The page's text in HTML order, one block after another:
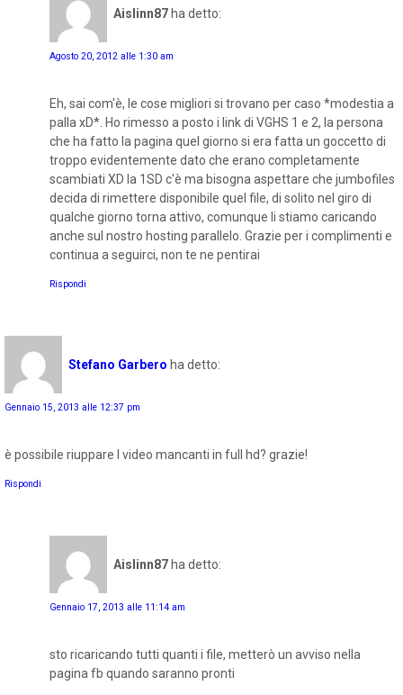
Aislinn87 ha detto:
Agosto 20, 2012 alle 1:30 am
Eh, sai com'è, le cose migliori si trovano per caso *modestia a
palla xD*. Ho rimesso a posto i link di VGHS 1 e 2, la persona
che ha fatto la pagina quel giorno si era fatta un goccetto di
troppo evidentemente dato che erano completamente
scambiati XD la 1SD c'è ma bisogna aspettare che jumbofiles
decida di rimettere disponibile quel file, di solito nel giro di
qualche giorno torna attivo, comunque li stiamo caricando
anche sul nostro hosting parallelo. Grazie per i complimenti e
continua a seguirci, non te ne pentirai
Rispondi
Stefano Garbero ha detto:
Gennaio 15, 2013 alle 12:37 pm
è possibile riuppare I video mancanti in full hd? grazie!
Rispondi
Aislinn87ha detto:
Gennaio 17, 2013 alle 11:14 am
sto ricaricando tutti quanti i file, metterò un avviso nella
pagina fb quando saranno pronti